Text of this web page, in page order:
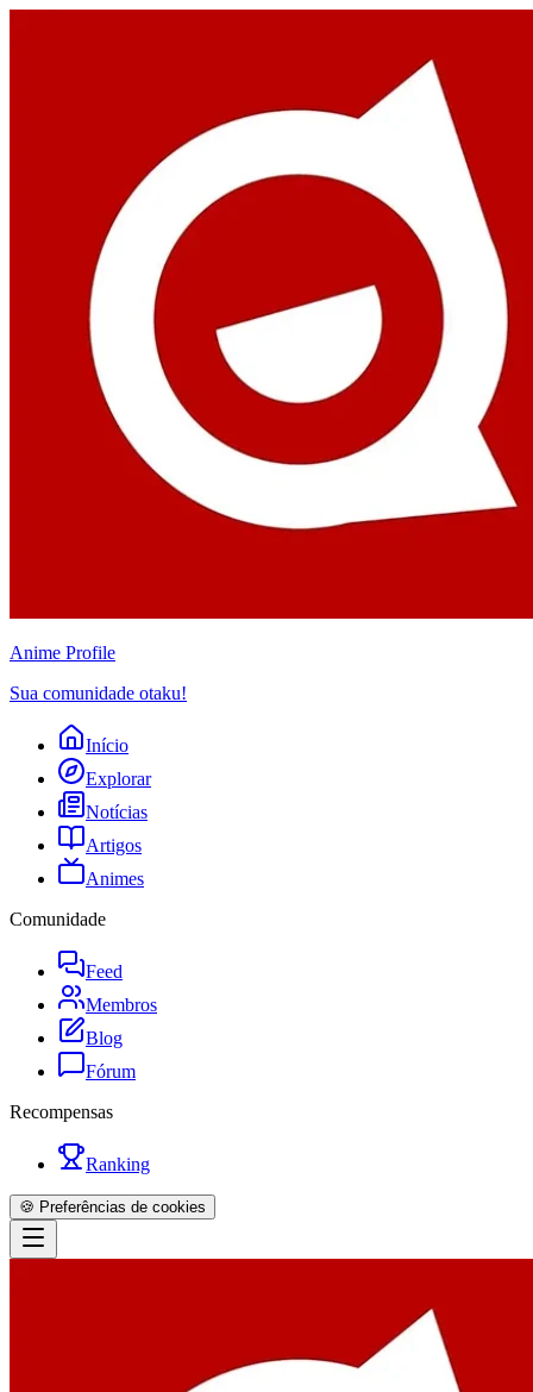
Anime Profile
Sua comunidade otaku!
Início
Explorar
Notícias
Artigos
Animes
Comunidade
Feed
Membros
Blog
Fórum
Recompensas
Ranking
🍪 Preferências de cookies